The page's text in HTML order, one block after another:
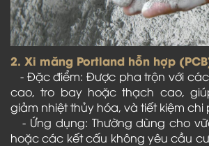
2. Xi măng Portland hỗn hợp
- Đặc điểm: Được pha trộn với
cao, tro bay hoặc thạch cao,
giảm nhiệt thủy hóa, và tiết kiệm chi
- Ứng dụng: Thường dùng cho
hoặc các kết cấu không yêu cầu